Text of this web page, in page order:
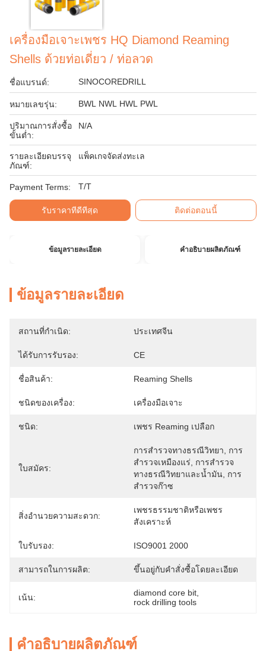
เครื่องมือเจาะเพชร HQ Diamond Reaming
Shells ด้วยท่อเดี่ยว / ท่อลวด
ชื่อแบรนด์: SINOCOREDRILL
หมายเลขรุ่น: BWL NWL HWL PWL
ปริมาณการสั่งซื้อ
ขั้นต่ำ:
N/A
รายละเอียดบรรจุ
ภัณฑ์:
แพ็คเกจจัดส่งทะเล
Payment Terms: T/T
รับราคาที่ดีที่สุด ติดต่อตอนนี้
ข้อมูลรายละเอียด คำอธิบายผลิตภัณฑ์
ข้อมูลรายละเอียด
สถานที่กำเนิด: ประเทศจีน
ได้รับการรับรอง: CE
ชื่อสินค้า: Reaming Shells
ชนิดของเครื่อง: เครื่องมือเจาะ
ชนิด: เพชร Reaming เปลือก
ใบสมัคร:
การสำรวจทางธรณีวิทยา, การ
สำรวจเหมืองแร่, การสำรวจ
ทางธรณีวิทยาและน้ำมัน, การ
สำรวจก๊าซ
สิ่งอำนวยความสะดวก:
เพชรธรรมชาติหรือเพชร
สังเคราะห์
ใบรับรอง: ISO9001 2000
สามารถในการผลิต: ขึ้นอยู่กับคำสั่งซื้อโดยละเอียด
เน้น: diamond core bit
rock drilling tools
คำอธิบายผลิตภัณฑ์